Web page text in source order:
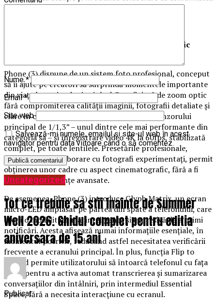
noastră.”
Un model premium autentic. În stilul caracteristic
Phone (3) dispune de un sistem foto profesional, conceput
să îi ajute pe creatori să surprindă momentele importante
din viața lor, oriunde și oricând. Beneficiază de zoom optic
fără compromiterea calității imaginii, fotografii detaliate și
clare în condiții de lumină redusă, datorită senzorului
principal de 1/1,3” – unul dintre cele mai performante din
categoria sa – și înregistrare video 4K la 60fps, stabilizată
complet, pe toate lentilele. Presetările profesionale,
dezvoltate în colaborare cu fotografi experimentați, permit
obținerea unor cadre cu aspect cinematografic, fără a fi
necesare cunoștințe avansate.
De asemenea, Phone (3) introduce Glyph Matrix, un ecran
micro-LED amplasat pe partea din spate a telefonului, care
oferă o modalitate mai inteligentă și expresivă de a primi
notificări. Acesta afișează numai informațiile esențiale, în
momentul potrivit, reducând astfel necesitatea verificării
frecvente a ecranului principal. În plus, funcția Flip to
Record permite utilizatorului să întoarcă telefonul cu fața
în jos pentru a activa automat transcrierea și sumarizarea
conversațiilor din întâlniri, prin intermediul Essential
Space, fără a necesita interacțiune cu ecranul.
Nume*
Email*
Site web
Salvează-mi numele, emailul și site-ul web în acest
navigator pentru data viitoare când o să comentez.
Uncategorized
Tot ce trebuie sa stii inainte de Summer
Well 2026. Ghidul complet pentru editia
aniversara de 15 ani
Publicat